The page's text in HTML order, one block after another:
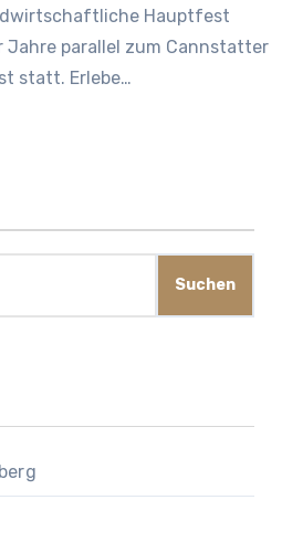
Hauptfest
parallel zum Cannstatter
statt. Erlebe…
Suchen